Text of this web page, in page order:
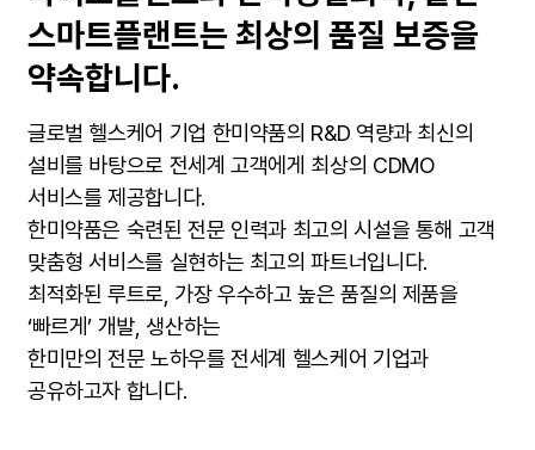
스마트플랜트는 최상의 품질 보증을
약속합니다.
글로벌 헬스케어 기업 한미약품의 R&D 역량과 최신의
설비를 바탕으로 전세계 고객에게 최상의 CDMO
서비스를 제공합니다.
한미약품은 숙련된 전문 인력과 최고의 시설을 통해 고객
맞춤형 서비스를 실현하는 최고의 파트너입니다.
최적화된 루트로, 가장 우수하고 높은 품질의 제품을
‘빠르게’ 개발, 생산하는
한미만의 전문 노하우를 전세계 헬스케어 기업과
공유하고자 합니다.